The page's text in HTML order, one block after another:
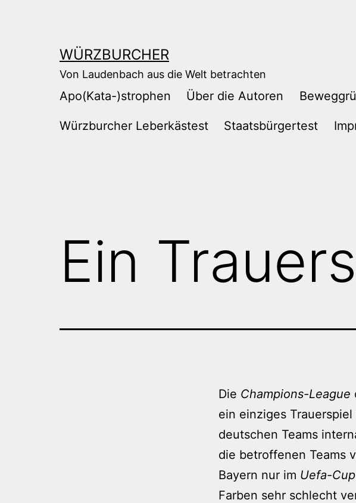
WÜRZBURCHER
Von Laudenbach aus die Welt betrachten
Apo(Kata-)strophen Über die Autoren
Würzburcher Leberkästest Staatsbürgertest
Ein
Die Champions-League
ein einziges
deutschen Teams
die betroffenen Teams
Bayern nur im Uefa-Cup
Farben sehr schlecht